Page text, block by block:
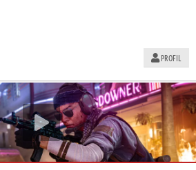
PROFIL